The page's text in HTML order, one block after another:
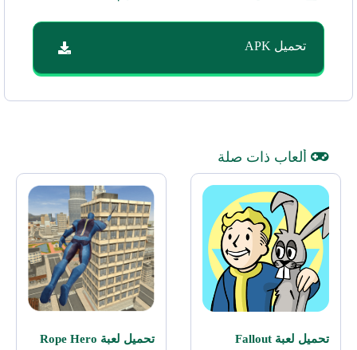
تحميل APK
ألعاب ذات صلة
تحميل لعبة Fallout
تحميل لعبة Rope Hero